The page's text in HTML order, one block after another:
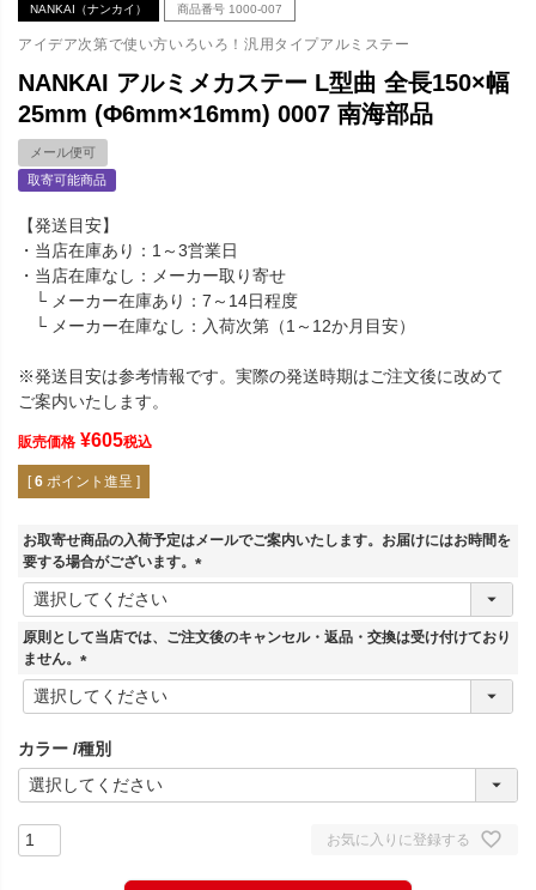
NANKAI（ナンカイ） 商品番号 1000-007
アイデア次第で使い方いろいろ！汎用タイプアルミステー
NANKAI アルミメカステー L型曲 全長150×幅
25mm (Φ6mm×16mm) 0007 南海部品
メール便可
取寄可能商品
【発送目安】
・当店在庫あり：1～3営業日
・当店在庫なし：メーカー取り寄せ
└ メーカー在庫あり：7～14日程度
└ メーカー在庫なし：入荷次第（1～12か月目安）
※発送目安は参考情報です。実際の発送時期はご注文後に改めて
ご案内いたします。
販売価格 ¥605税込
[ 6 ポイント進呈 ]
お取寄せ商品の入荷予定はメールでご案内いたします。お届けにはお時間を
要する場合がございます。
(
須
原則として当店では、ご注文後のキャンセル・返品・交換は受け付けており
ません。
(
必
)
カラー 種別
お気に入りに登録する